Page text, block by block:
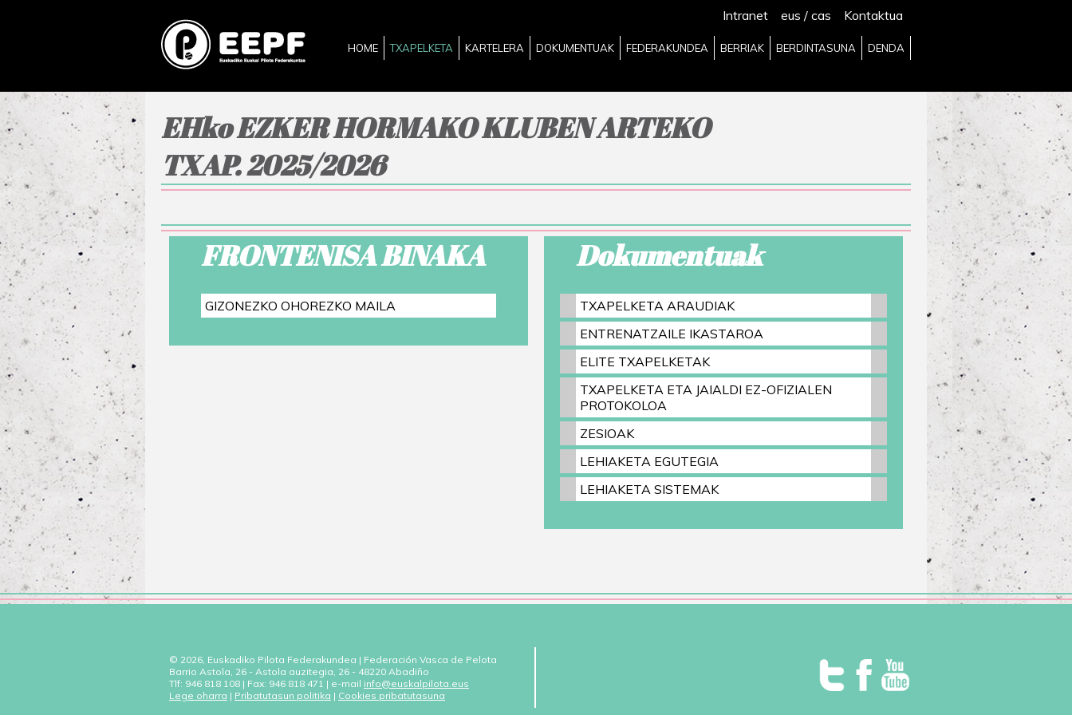
Intranet eus / cas Kontaktua
HOME TXAPELKETA KARTELERA DOKUMENTUAK FEDERAKUNDEA BERRIAK BERDINTASUNA DENDA
EHko EZKER HORMAKO KLUBEN ARTEKO
TXAP. 2025/2026
FRONTENISA BINAKA
GIZONEZKO OHOREZKO MAILA
Dokumentuak
TXAPELKETA ARAUDIAK
ENTRENATZAILE IKASTAROA
ELITE TXAPELKETAK
TXAPELKETA ETA JAIALDI EZ-OFIZIALEN
PROTOKOLOA
ZESIOAK
LEHIAKETA EGUTEGIA
LEHIAKETA SISTEMAK
© 2026, Euskadiko Pilota Federakundea | Federación Vasca de Pelota
Barrio Astola, 26 - Astola auzitegia, 26 - 48220 Abadiño
Tlf: 946 818 108 | Fax: 946 818 471 | e-mail info@euskalpilota.eus
Lege oharra | Pribatutasun politika | Cookies pribatutasuna